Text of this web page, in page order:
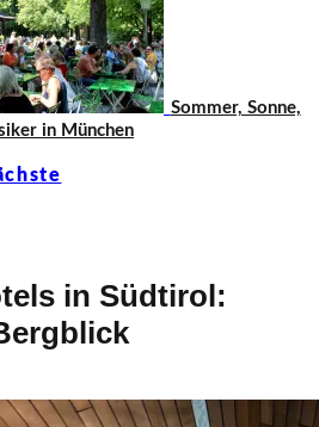
Sommer, Sonne,
in München
in Südtirol: